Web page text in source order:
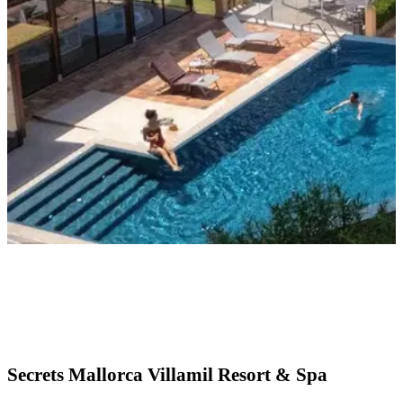
Secrets Mallorca Villamil Resort & Spa